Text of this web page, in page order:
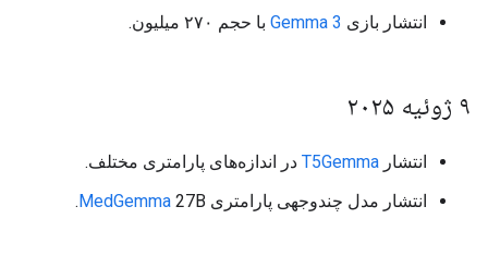
انتشار بازی Gemma 3 با حجم ۲۷۰ میلیون.
۹ ژوئیه ۲۰۲۵
انتشار T5Gemma در اندازه‌های پارامتری مختلف.
انتشار مدل چندوجهی پارامتری
MedGemma 27B.